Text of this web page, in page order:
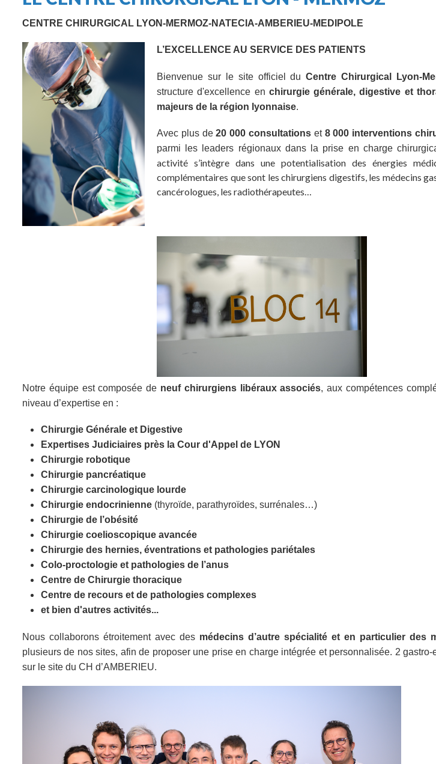
CENTRE CHIRURGICAL LYON-MERMOZ-NATECIA-AMBERIEU-MEDIPOLE
L’EXCELLENCE AU SERVICE DES PATIENTS
Bienvenue sur le site officiel duCentre Chirurgical Lyon-
structure d'excellence en chirurgie générale, digestive et
majeurs de la région lyonnaise.
Avec plus de20 000 consultations et 8 000 interventions
parmi les leaders régionaux dans la prise en charge
activité s’intègre dans une potentialisation des énergies
complémentaires que sont les chirurgiens digestifs, les médecins
cancérologues, les radiothérapeutes…
Notre équipe est composée de neuf chirurgiens libéraux associés, aux compétences
niveau d’expertise en :
Chirurgie Générale et Digestive
Expertises Judiciaires près la Cour d'Appel de LYON
Chirurgie robotique
Chirurgie pancréatique
Chirurgie carcinologique lourde
Chirurgie endocrinienne (thyroïde, parathyroïdes, surrénales…)
Chirurgie de l’obésité
Chirurgie coelioscopique avancée
Chirurgie des hernies, éventrations et pathologies pariétales
Colo-proctologie et pathologies de l’anus
Centre de Chirurgie thoracique
Centre de recours et de pathologies complexes
et bien d'autres activités...
Nous collaborons étroitement avec des médecins d’autre spécialité et en particulier des
plusieurs de nos sites, afin de proposer une prise en charge intégrée et personnalisée. 2
sur le site du CH d’AMBERIEU.